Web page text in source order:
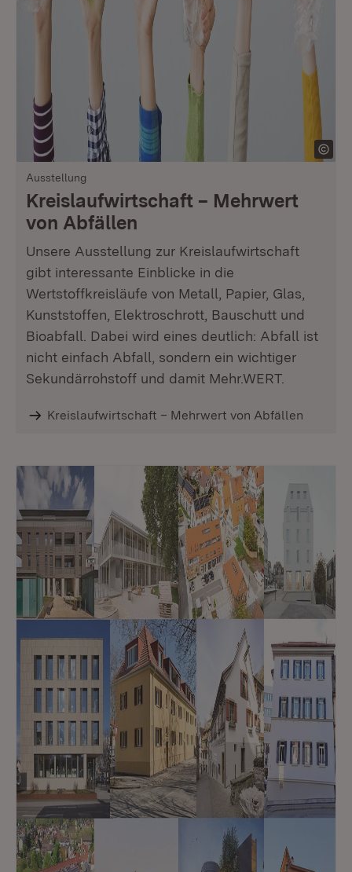
Ausstellung
Kreislaufwirtschaft – Mehrwert
von Abfällen
Unsere Ausstellung zur Kreislaufwirtschaft
gibt interessante Einblicke in die
Wertstoffkreisläufe von Metall, Papier, Glas,
Kunststoffen, Elektroschrott, Bauschutt und
Bioabfall. Dabei wird eines deutlich: Abfall ist
nicht einfach Abfall, sondern ein wichtiger
Sekundärrohstoff und damit Mehr.WERT.
Kreislaufwirtschaft – Mehrwert von Abfällen